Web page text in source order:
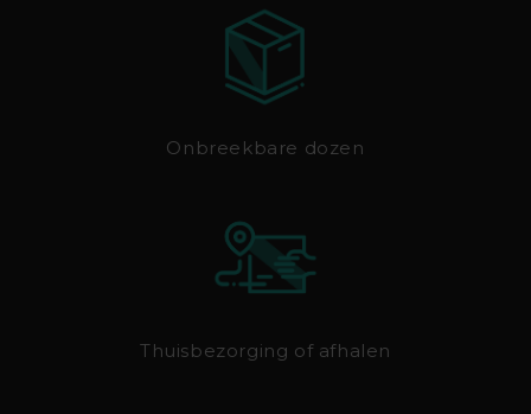
Onbreekbare dozen
Thuisbezorging of afhalen